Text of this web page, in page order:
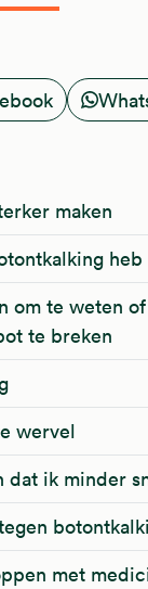
maken
heb
om te weten
te breken
wervel
dat ik minder
met